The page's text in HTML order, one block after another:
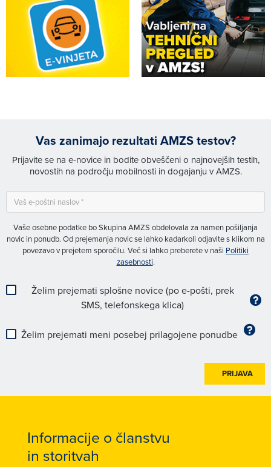
Vas zanimajo rezultati AMZS testov?
Prijavite se na e-novice in bodite obveščeni o najnovejših testih,
novostih na področju mobilnosti in dogajanju v AMZS.
Vaše osebne podatke bo Skupina AMZS obdelovala za namen pošiljanja
novic in ponudb. Od prejemanja novic se lahko kadarkoli odjavite s klikom na
povezavo v prejetem sporočilu. Več si lahko preberete v naši Politiki
zasebnosti.
Želim prejemati splošne novice (po e-pošti, prek
SMS, telefonskega klica)
Želim prejemati meni posebej prilagojene ponudbe
PRIJAVA
Informacije o članstvu
in storitvah